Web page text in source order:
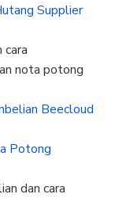
Supplier
nota potong
Beecloud
Potong
dan cara